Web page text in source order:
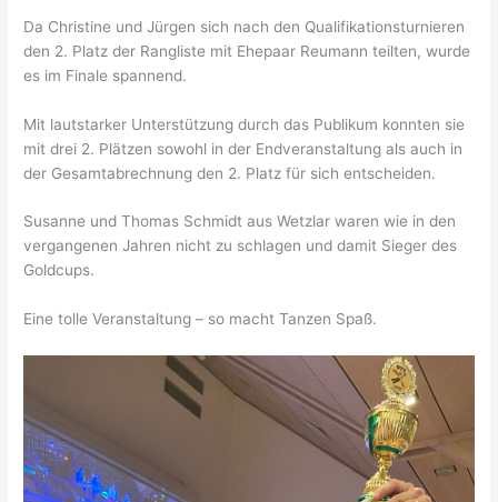
Da Christine und Jürgen sich nach den Qualifikationsturnieren
den 2. Platz der Rangliste mit Ehepaar Reumann teilten, wurde
es im Finale spannend.
Mit lautstarker Unterstützung durch das Publikum konnten sie
mit drei 2. Plätzen sowohl in der Endveranstaltung als auch in
der Gesamtabrechnung den 2. Platz für sich entscheiden.
Susanne und Thomas Schmidt aus Wetzlar waren wie in den
vergangenen Jahren nicht zu schlagen und damit Sieger des
Goldcups.
Eine tolle Veranstaltung – so macht Tanzen Spaß.